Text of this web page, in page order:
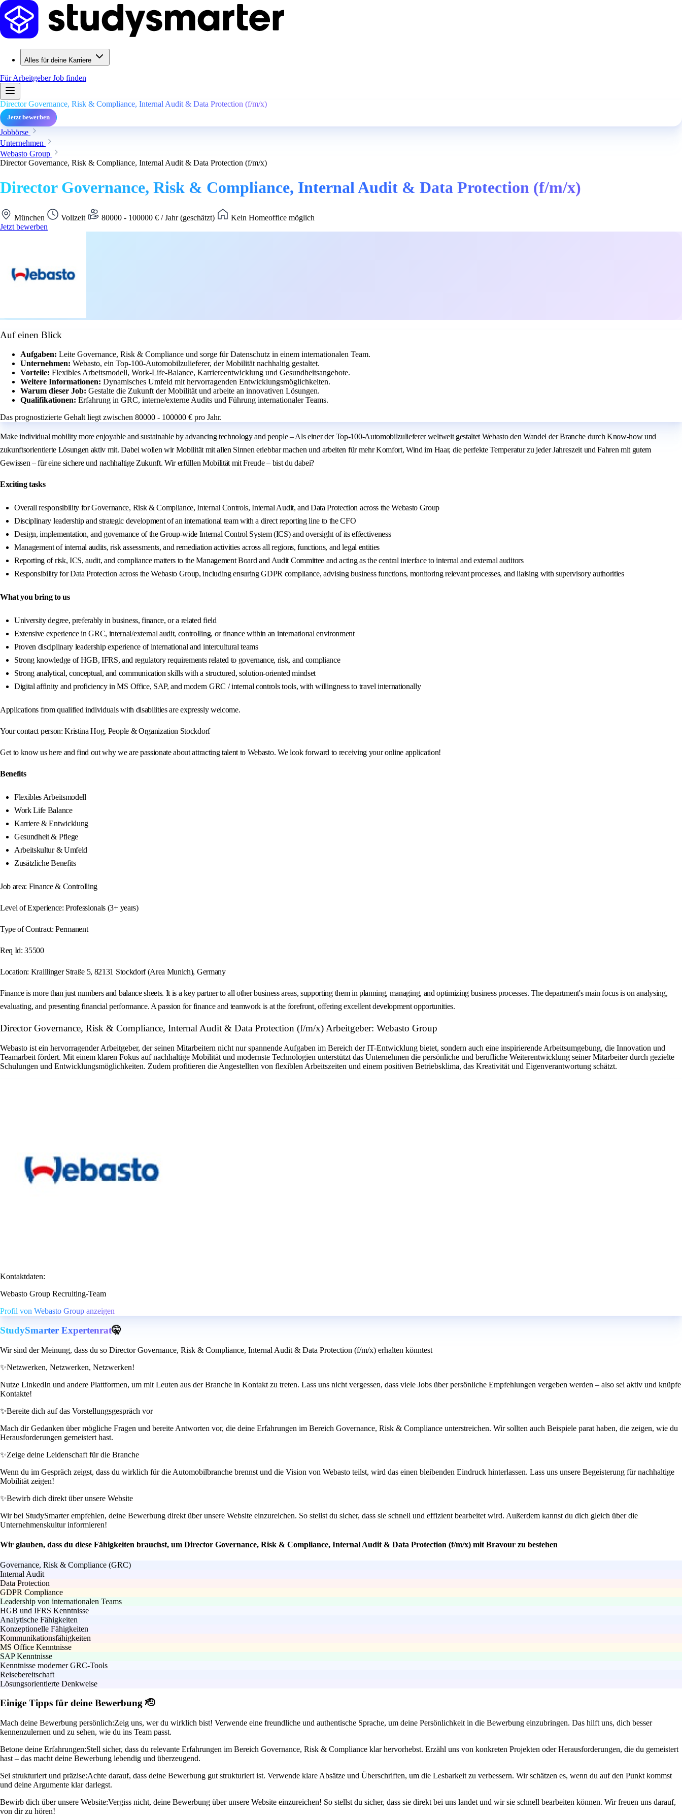
Alles für deine Karriere
Für ArbeitgeberJob finden
Director Governance, Risk & Compliance, Internal Audit & Data Protection (f/m/x)
Jetzt bewerben
Jobbörse
Unternehmen
Webasto Group
Director Governance, Risk & Compliance, Internal Audit & Data Protection (f/m/x)
Director Governance, Risk & Compliance, Internal Audit & Data Protection (f/m/x)
München Vollzeit 80000 - 100000 € / Jahr (geschätzt)
Kein Homeoffice möglich
Jetzt bewerben
Auf einen Blick
Aufgaben: Leite Governance, Risk & Compliance und sorge für Datenschutz in einem internationalen Team.
Unternehmen: Webasto, ein Top-100-Automobilzulieferer, der Mobilität nachhaltig gestaltet.
Vorteile: Flexibles Arbeitsmodell, Work-Life-Balance, Karriereentwicklung und Gesundheitsangebote.
Weitere Informationen: Dynamisches Umfeld mit hervorragenden Entwicklungsmöglichkeiten.
Warum dieser Job: Gestalte die Zukunft der Mobilität und arbeite an innovativen Lösungen.
Qualifikationen: Erfahrung in GRC, interne/externe Audits und Führung internationaler Teams.
Das prognostizierte Gehalt liegt zwischen 80000 - 100000 € pro Jahr.
Make individual mobility more enjoyable and sustainable by advancing technology and people – Als einer der Top-100-Automobilzulieferer weltweit gestaltet Webasto den Wandel der Branche durch Know-how und
zukunftsorientierte Lösungen aktiv mit. Dabei wollen wir Mobilität mit allen Sinnen erlebbar machen und arbeiten für mehr Komfort, Wind im Haar, die perfekte Temperatur zu jeder Jahreszeit und Fahren mit gutem
Gewissen – für eine sichere und nachhaltige Zukunft. Wir erfüllen Mobilität mit Freude – bist du dabei?
Exciting tasks
Overall responsibility for Governance, Risk & Compliance, Internal Controls, Internal Audit, and Data Protection across the Webasto Group
Disciplinary leadership and strategic development of an international team with a direct reporting line to the CFO
Design, implementation, and governance of the Group-wide Internal Control System (ICS) and oversight of its effectiveness
Management of internal audits, risk assessments, and remediation activities across all regions, functions, and legal entities
Reporting of risk, ICS, audit, and compliance matters to the Management Board and Audit Committee and acting as the central interface to internal and external auditors
Responsibility for Data Protection across the Webasto Group, including ensuring GDPR compliance, advising business functions, monitoring relevant processes, and liaising with supervisory authorities
What you bring to us
University degree, preferably in business, finance, or a related field
Extensive experience in GRC, internal/external audit, controlling, or finance within an international environment
Proven disciplinary leadership experience of international and intercultural teams
Strong knowledge of HGB, IFRS, and regulatory requirements related to governance, risk, and compliance
Strong analytical, conceptual, and communication skills with a structured, solution-oriented mindset
Digital affinity and proficiency in MS Office, SAP, and modern GRC / internal controls tools, with willingness to travel internationally
Applications from qualified individuals with disabilities are expressly welcome.
Your contact person: Kristina Hog, People & Organization Stockdorf
Get to know us here and find out why we are passionate about attracting talent to Webasto. We look forward to receiving your online application!
Benefits
Flexibles Arbeitsmodell
Work Life Balance
Karriere & Entwicklung
Gesundheit & Pflege
Arbeitskultur & Umfeld
Zusätzliche Benefits
Job area: Finance & Controlling
Level of Experience: Professionals (3+ years)
Type of Contract: Permanent
Req Id: 35500
Location: Kraillinger Straße 5, 82131 Stockdorf (Area Munich), Germany
Finance is more than just numbers and balance sheets. It is a key partner to all other business areas, supporting them in planning, managing, and optimizing business processes. The department's main focus is on analysing,
evaluating, and presenting financial performance. A passion for finance and teamwork is at the forefront, offering excellent development opportunities.
Director Governance, Risk & Compliance, Internal Audit & Data Protection (f/m/x) Arbeitgeber: Webasto Group
Webasto ist ein hervorragender Arbeitgeber, der seinen Mitarbeitern nicht nur spannende Aufgaben im Bereich der IT-Entwicklung bietet, sondern auch eine inspirierende Arbeitsumgebung, die Innovation und
Teamarbeit fördert. Mit einem klaren Fokus auf nachhaltige Mobilität und modernste Technologien unterstützt das Unternehmen die persönliche und berufliche Weiterentwicklung seiner Mitarbeiter durch gezielte
Schulungen und Entwicklungsmöglichkeiten. Zudem profitieren die Angestellten von flexiblen Arbeitszeiten und einem positiven Betriebsklima, das Kreativität und Eigenverantwortung schätzt.
Kontaktdaten:
Webasto Group Recruiting-Team
Profil von Webasto Group anzeigen
StudySmarter Expertenrat🤫
Wir sind der Meinung, dass du so Director Governance, Risk & Compliance, Internal Audit & Data Protection (f/m/x) erhalten könntest
✨Netzwerken, Netzwerken, Netzwerken!
Nutze LinkedIn und andere Plattformen, um mit Leuten aus der Branche in Kontakt zu treten. Lass uns nicht vergessen, dass viele Jobs über persönliche Empfehlungen vergeben werden – also sei aktiv und knüpfe
Kontakte!
✨Bereite dich auf das Vorstellungsgespräch vor
Mach dir Gedanken über mögliche Fragen und bereite Antworten vor, die deine Erfahrungen im Bereich Governance, Risk & Compliance unterstreichen. Wir sollten auch Beispiele parat haben, die zeigen, wie du
Herausforderungen gemeistert hast.
✨Zeige deine Leidenschaft für die Branche
Wenn du im Gespräch zeigst, dass du wirklich für die Automobilbranche brennst und die Vision von Webasto teilst, wird das einen bleibenden Eindruck hinterlassen. Lass uns unsere Begeisterung für nachhaltige
Mobilität zeigen!
✨Bewirb dich direkt über unsere Website
Wir bei StudySmarter empfehlen, deine Bewerbung direkt über unsere Website einzureichen. So stellst du sicher, dass sie schnell und effizient bearbeitet wird. Außerdem kannst du dich gleich über die
Unternehmenskultur informieren!
Wir glauben, dass du diese Fähigkeiten brauchst, um Director Governance, Risk & Compliance, Internal Audit & Data Protection (f/m/x) mit Bravour zu bestehen
Governance, Risk & Compliance (GRC)
Internal Audit
Data Protection
GDPR Compliance
Leadership von internationalen Teams
HGB und IFRS Kenntnisse
Analytische Fähigkeiten
Konzeptionelle Fähigkeiten
Kommunikationsfähigkeiten
MS Office Kenntnisse
SAP Kenntnisse
Kenntnisse moderner GRC-Tools
Reisebereitschaft
Lösungsorientierte Denkweise
Einige Tipps für deine Bewerbung 🫡
Mach deine Bewerbung persönlich:Zeig uns, wer du wirklich bist! Verwende eine freundliche und authentische Sprache, um deine Persönlichkeit in die Bewerbung einzubringen. Das hilft uns, dich besser
kennenzulernen und zu sehen, wie du ins Team passt.
Betone deine Erfahrungen:Stell sicher, dass du relevante Erfahrungen im Bereich Governance, Risk & Compliance klar hervorhebst. Erzähl uns von konkreten Projekten oder Herausforderungen, die du gemeistert
hast – das macht deine Bewerbung lebendig und überzeugend.
Sei strukturiert und präzise:Achte darauf, dass deine Bewerbung gut strukturiert ist. Verwende klare Absätze und Überschriften, um die Lesbarkeit zu verbessern. Wir schätzen es, wenn du auf den Punkt kommst
und deine Argumente klar darlegst.
Bewirb dich über unsere Website:Vergiss nicht, deine Bewerbung über unsere Website einzureichen! So stellst du sicher, dass sie direkt bei uns landet und wir sie schnell bearbeiten können. Wir freuen uns darauf,
von dir zu hören!